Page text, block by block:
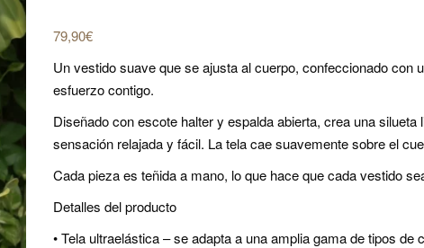
79,90€
Un vestido suave que se ajusta al cuerpo, confeccionado
esfuerzo contigo.
Diseñado con escote halter y espalda abierta, crea una
sensación relajada y fácil. La tela cae suavemente sobre el
Cada pieza es teñida a mano, lo que hace que cada vestido
Detalles del producto
• Tela ultraelástica – se adapta a una amplia gama de tipos de